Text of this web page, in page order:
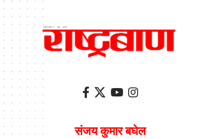
संजय कुमार बघेल